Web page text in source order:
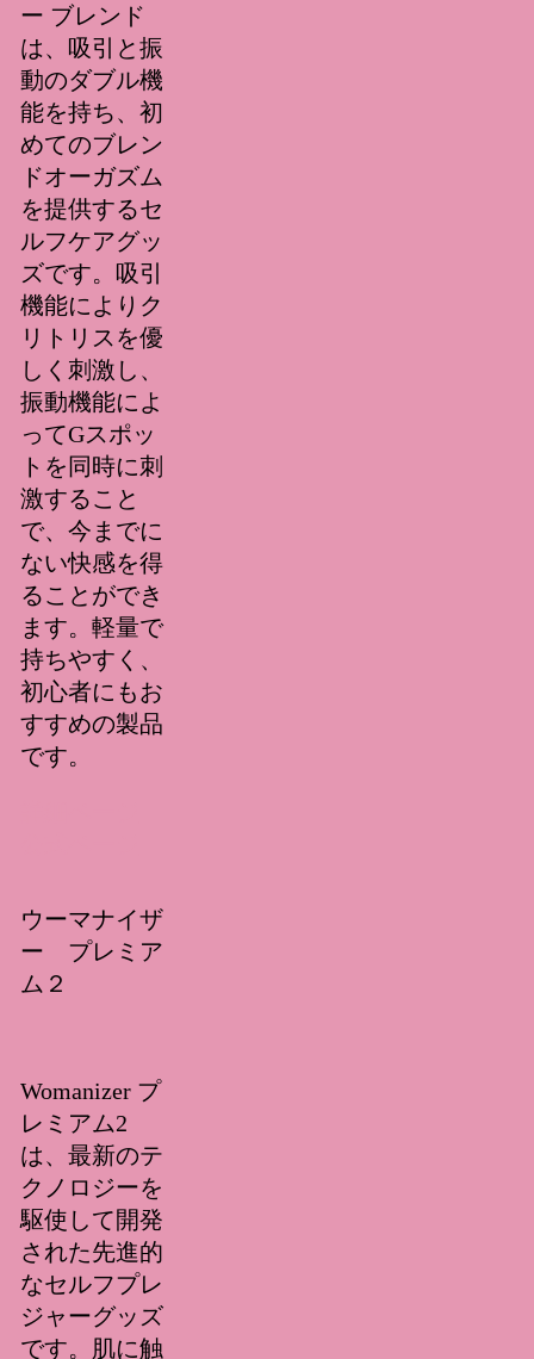
ー ブレンド
は、吸引と振
動のダブル機
能を持ち、初
めてのブレン
ドオーガズム
を提供するセ
ルフケアグッ
ズです。吸引
機能によりク
リトリスを優
しく刺激し、
振動機能によ
ってGスポッ
トを同時に刺
激すること
で、今までに
ない快感を得
ることができ
ます。軽量で
持ちやすく、
初心者にもお
すすめの製品
です。
ウーマナイザ
ー プレミア
ム２
Womanizer プ
レミアム2
は、最新のテ
クノロジーを
駆使して開発
された先進的
なセルフプレ
ジャーグッズ
です。肌に触